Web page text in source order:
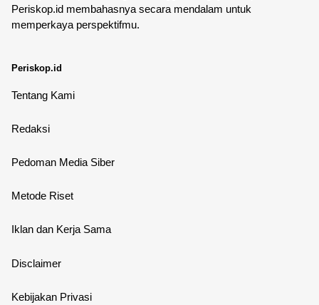
Periskop.id membahasnya secara mendalam untuk
memperkaya perspektifmu.
Periskop.id
Tentang Kami
Redaksi
Pedoman Media Siber
Metode Riset
Iklan dan Kerja Sama
Disclaimer
Kebijakan Privasi